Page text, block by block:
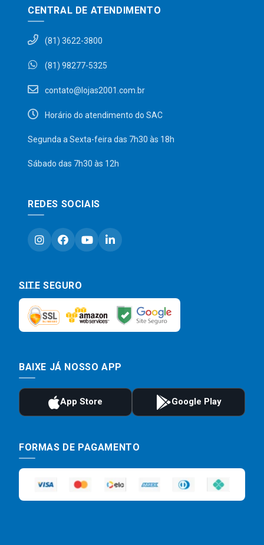
CENTRAL DE ATENDIMENTO
(81) 3622-3800
(81) 98277-5325
contato@lojas2001.com.br
Horário do atendimento do SAC
Segunda a Sexta-feira das 7h30 às 18h
Sábado das 7h30 às 12h
REDES SOCIAIS
SITE SEGURO
BAIXE JÁ NOSSO APP
FORMAS DE PAGAMENTO